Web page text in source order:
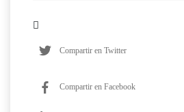
Compartir en Twitter
Compartir en Facebook